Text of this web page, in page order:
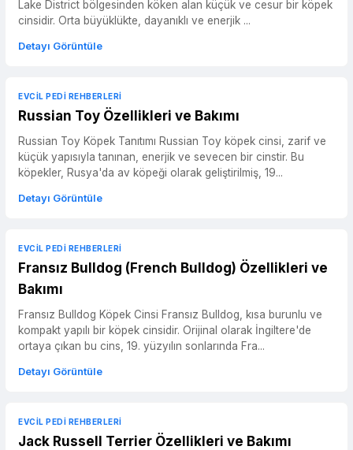
Lake District bölgesinden köken alan küçük ve cesur bir köpek
cinsidir. Orta büyüklükte, dayanıklı ve enerjik ...
Detayı Görüntüle
EVCIL PEDI REHBERLERI
Russian Toy Özellikleri ve Bakımı
Russian Toy Köpek Tanıtımı Russian Toy köpek cinsi, zarif ve
küçük yapısıyla tanınan, enerjik ve sevecen bir cinstir. Bu
köpekler, Rusya'da av köpeği olarak geliştirilmiş, 19...
Detayı Görüntüle
EVCIL PEDI REHBERLERI
Fransız Bulldog (French Bulldog) Özellikleri ve
Bakımı
Fransız Bulldog Köpek Cinsi Fransız Bulldog, kısa burunlu ve
kompakt yapılı bir köpek cinsidir. Orijinal olarak İngiltere'de
ortaya çıkan bu cins, 19. yüzyılın sonlarında Fra...
Detayı Görüntüle
EVCIL PEDI REHBERLERI
Jack Russell Terrier Özellikleri ve Bakımı